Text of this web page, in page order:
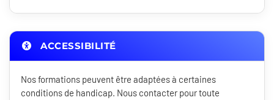
ACCESSIBILITÉ
Nos formations peuvent être adaptées à certaines
conditions de handicap. Nous contacter pour toute